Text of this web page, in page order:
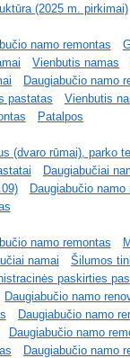
(2025 m. pirkimai)
namo remontas
Vienbutis namas
Daugiabučio namo
pastatas Vienbutis
Patalpos
(dvaro rūmai), parko
Daugiabučiai
Daugiabučio namo
namo remontas
namai Šilumos
paskirties
Daugiabučio namo
Daugiabučio namo
Daugiabučio namo
Daugiabučio namo